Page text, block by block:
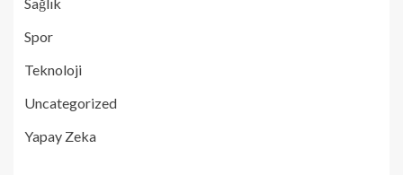
Spor
Teknoloji
Uncategorized
Yapay Zeka